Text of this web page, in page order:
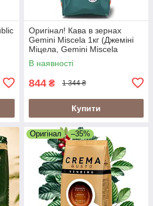
Оригінал! Кава в зернах
Gemini Miscela 1кг (Джеміні
Міцела, Gemini Miscela
Espresso), 60% арабіка/40%
робуста
В наявності
844 ₴ 1 344 ₴
Купити
Оригінал –35%